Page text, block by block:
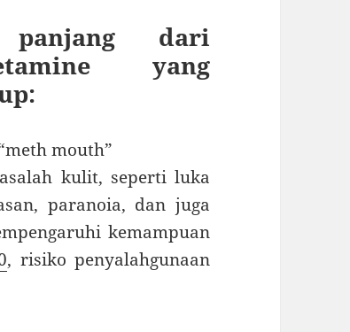
dari
yang
mouth”
kulit, seperti luka
paranoia, dan juga
kemampuan
, risiko penyalahgunaan